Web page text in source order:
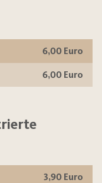
6,00 Euro
6,00 Euro
3,90 Euro